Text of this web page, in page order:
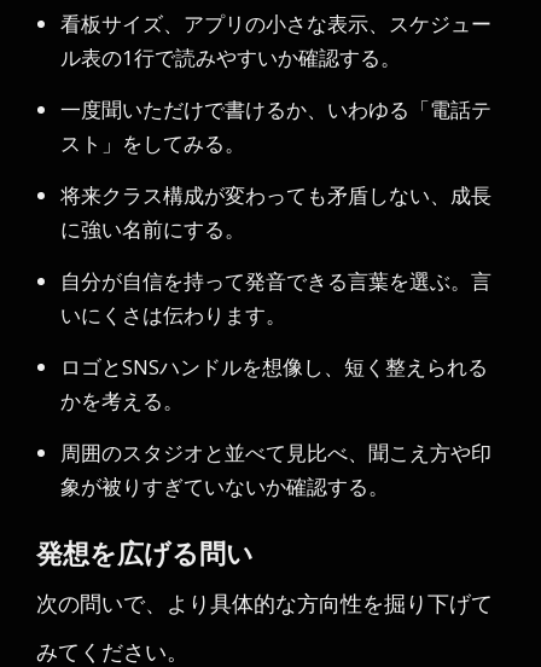
看板サイズ、アプリの小さな表示、スケジュー
ル表の1行で読みやすいか確認する。
一度聞いただけで書けるか、いわゆる「電話テ
スト」をしてみる。
将来クラス構成が変わっても矛盾しない、成長
に強い名前にする。
自分が自信を持って発音できる言葉を選ぶ。言
いにくさは伝わります。
ロゴとSNSハンドルを想像し、短く整えられる
かを考える。
周囲のスタジオと並べて見比べ、聞こえ方や印
象が被りすぎていないか確認する。
発想を広げる問い
次の問いで、より具体的な方向性を掘り下げて
みてください。